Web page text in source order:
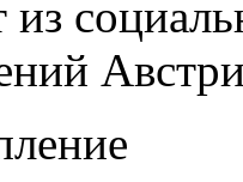
из